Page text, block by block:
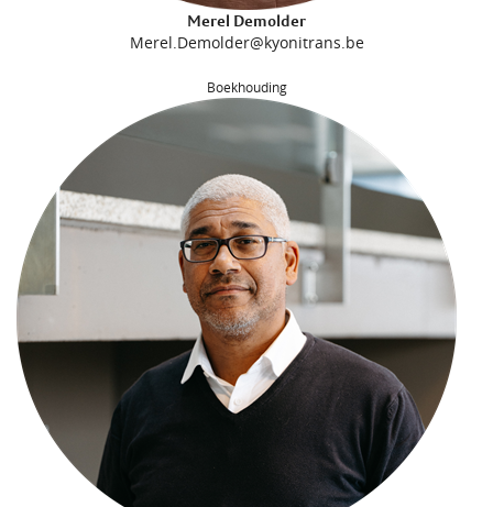
Merel Demolder
Merel.Demolder@kyonitrans.be
Boekhouding